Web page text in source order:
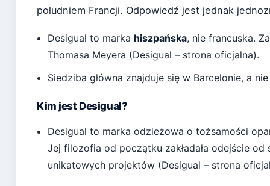
południem Francji. Odpowiedź jest jednak
Desigual to marka hiszpańska, nie francuska.
Thomasa Meyera (Desigual – strona oficjalna).
Siedziba główna znajduje się w Barcelonie, a
Kim jest Desigual?
Desigual to marka odzieżowa o tożsamości
Jej filozofia od początku zakładała odejście
unikatowych projektów (Desigual – strona